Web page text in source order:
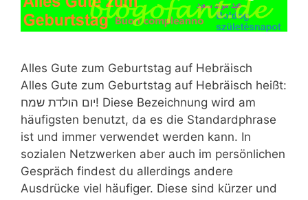
Alles Gute zum Geburtstag auf Hebräisch
Alles Gute zum Geburtstag auf Hebräisch heißt:
יום הולדת שמח! Diese Bezeichnung wird am
häufigsten benutzt, da es die Standardphrase
ist und immer verwendet werden kann. In
sozialen Netzwerken aber auch im persönlichen
Gespräch findest du allerdings andere
Ausdrücke viel häufiger. Diese sind kürzer und